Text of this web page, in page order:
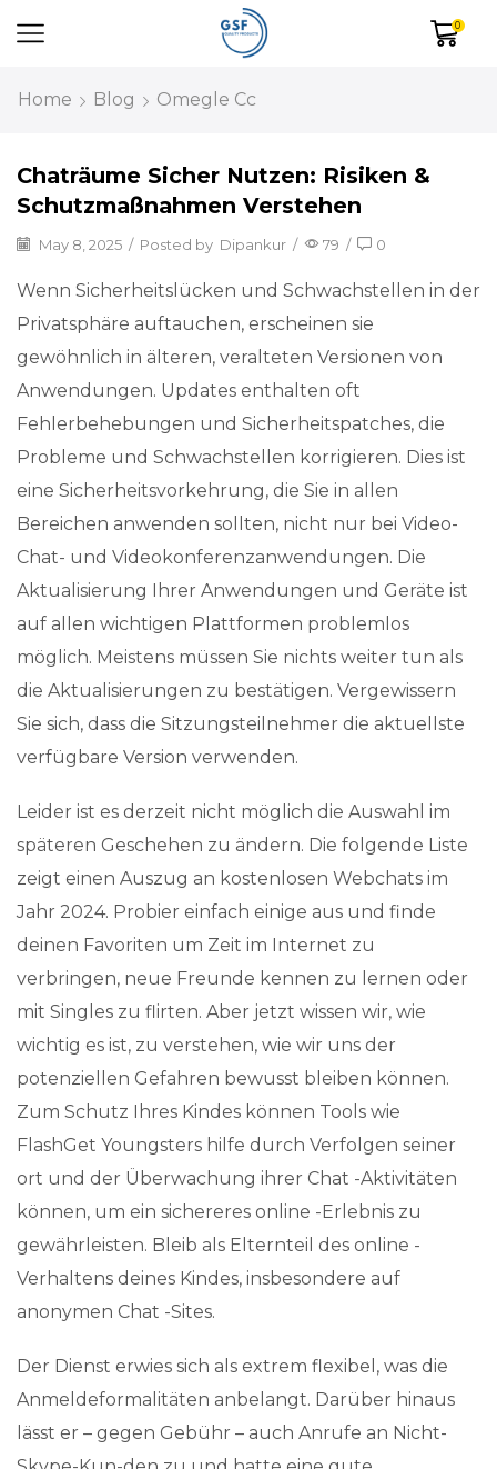
0
Home Blog Omegle Cc
Chaträume Sicher Nutzen: Risiken &
Schutzmaßnahmen Verstehen
May 8, 2025 / Posted by Dipankur / 79 / 0
Wenn Sicherheitslücken und Schwachstellen in der
Privatsphäre auftauchen, erscheinen sie
gewöhnlich in älteren, veralteten Versionen von
Anwendungen. Updates enthalten oft
Fehlerbehebungen und Sicherheitspatches, die
Probleme und Schwachstellen korrigieren. Dies ist
eine Sicherheitsvorkehrung, die Sie in allen
Bereichen anwenden sollten, nicht nur bei Video-
Chat- und Videokonferenzanwendungen. Die
Aktualisierung Ihrer Anwendungen und Geräte ist
auf allen wichtigen Plattformen problemlos
möglich. Meistens müssen Sie nichts weiter tun als
die Aktualisierungen zu bestätigen. Vergewissern
Sie sich, dass die Sitzungsteilnehmer die aktuellste
verfügbare Version verwenden.
Leider ist es derzeit nicht möglich die Auswahl im
späteren Geschehen zu ändern. Die folgende Liste
zeigt einen Auszug an kostenlosen Webchats im
Jahr 2024. Probier einfach einige aus und finde
deinen Favoriten um Zeit im Internet zu
verbringen, neue Freunde kennen zu lernen oder
mit Singles zu flirten. Aber jetzt wissen wir, wie
wichtig es ist, zu verstehen, wie wir uns der
potenziellen Gefahren bewusst bleiben können.
Zum Schutz Ihres Kindes können Tools wie
FlashGet Youngsters hilfe durch Verfolgen seiner
ort und der Überwachung ihrer Chat -Aktivitäten
können, um ein sichereres online -Erlebnis zu
gewährleisten. Bleib als Elternteil des online -
Verhaltens deines Kindes, insbesondere auf
anonymen Chat -Sites.
Der Dienst erwies sich als extrem flexibel, was die
Anmeldeformalitäten anbelangt. Darüber hinaus
lässt er – gegen Gebühr – auch Anrufe an Nicht-